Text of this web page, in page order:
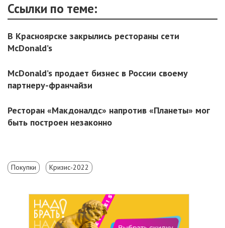
Ссылки по теме:
В Красноярске закрылись рестораны сети
McDonald’s
McDonald’s продает бизнес в России своему
партнеру-франчайзи
Ресторан «Макдоналдс» напротив «Планеты» мог
быть построен незаконно
Покупки Кризис-2022